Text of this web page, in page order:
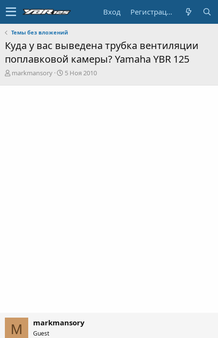
Вход Регистрация
Темы без вложений
Куда у вас выведена трубка вентиляции
поплавковой камеры? Yamaha YBR 125
А
markmansory
Д
5 Ноя 2010
M markmansory
Guest